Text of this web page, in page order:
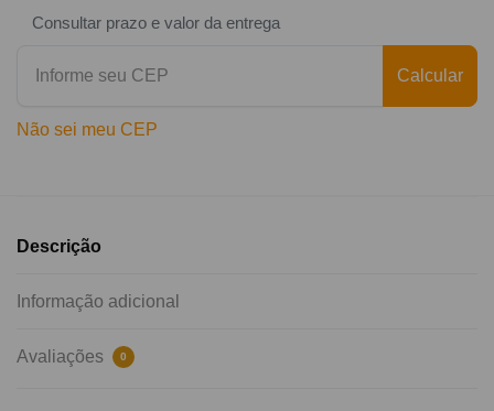
Consultar prazo e valor da entrega
Calcular
Não sei meu CEP
Descrição
Informação adicional
Avaliações 0